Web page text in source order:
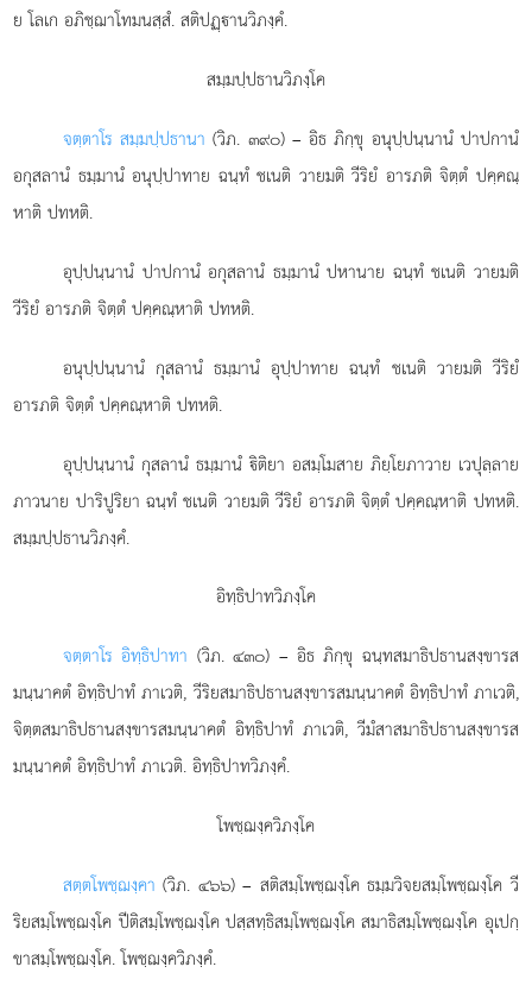
ย โลเก อภิชฺฌาโทมนสฺสํ. สติปฏฺานวิภงฺคํ.
สมฺมปฺปธานวิภงฺโค
จตฺตาโร สมฺมปฺปธานา (วิภ. ๓๙๐) – อิธ ภิกฺขุ อนุปฺปนฺนานํ ปาปกานํ
อกุสลานํ ธมฺมานํ อนุปฺปาทาย ฉนฺทํ ชเนติ วายมติ วีริยํ อารภติ จิตฺตํ ปคฺคณฺ
หาติ ปทหติ.
อุปฺปนฺนานํ ปาปกานํ อกุสลานํ ธมฺมานํ ปหานาย ฉนฺทํ ชเนติ วายมติ
วีริยํ อารภติ จิตฺตํ ปคฺคณฺหาติ ปทหติ.
อนุปฺปนฺนานํ กุสลานํ ธมฺมานํ อุปฺปาทาย ฉนฺทํ ชเนติ วายมติ วีริยํ
อารภติ จิตฺตํ ปคฺคณฺหาติ ปทหติ.
อุปฺปนฺนานํ กุสลานํ ธมฺมานํ ิติยา อสมฺโมสาย ภิยฺโยภาวาย เวปุลฺลาย
ภาวนาย ปาริปูริยา ฉนฺทํ ชเนติ วายมติ วีริยํ อารภติ จิตฺตํ ปคฺคณฺหาติ ปทหติ.
สมฺมปฺปธานวิภงฺคํ.
อิทฺธิปาทวิภงฺโค
จตฺตาโร อิทฺธิปาทา (วิภ. ๔๓๐) – อิธ ภิกฺขุ ฉนฺทสมาธิปธานสงฺขารส
มนฺนาคตํ อิทฺธิปาทํ ภาเวติ, วีริยสมาธิปธานสงฺขารสมนฺนาคตํ อิทฺธิปาทํ ภาเวติ,
จิตฺตสมาธิปธานสงฺขารสมนฺนาคตํ อิทฺธิปาทํ ภาเวติ, วีมํสาสมาธิปธานสงฺขารส
มนฺนาคตํ อิทฺธิปาทํ ภาเวติ. อิทฺธิปาทวิภงฺคํ.
โพชฺฌงฺควิภงฺโค
สตฺตโพชฺฌงฺคา (วิภ. ๔๖๖) – สติสมฺโพชฺฌงฺโค ธมฺมวิจยสมฺโพชฺฌงฺโค วี
ริยสมฺโพชฺฌงฺโค ปีติสมฺโพชฺฌงฺโค ปสฺสทฺธิสมฺโพชฺฌงฺโค สมาธิสมฺโพชฺฌงฺโค อุเปกฺ
ขาสมฺโพชฺฌงฺโค. โพชฺฌงฺควิภงฺคํ.